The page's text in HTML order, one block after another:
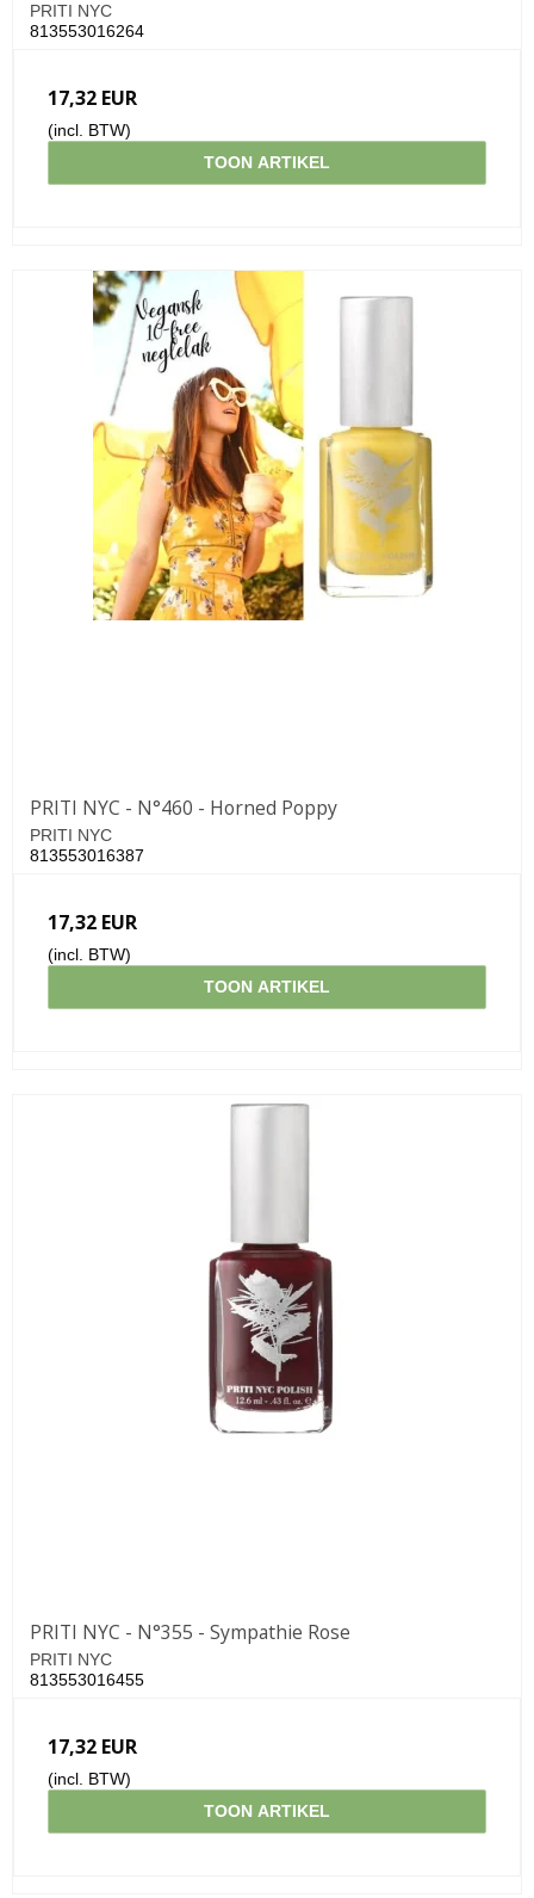
PRITI NYC
813553016264
17,32 EUR
(incl. BTW)
TOON ARTIKEL
PRITI NYC - N°460 - Horned Poppy
PRITI NYC
813553016387
17,32 EUR
(incl. BTW)
TOON ARTIKEL
PRITI NYC - N°355 - Sympathie Rose
PRITI NYC
813553016455
17,32 EUR
(incl. BTW)
TOON ARTIKEL